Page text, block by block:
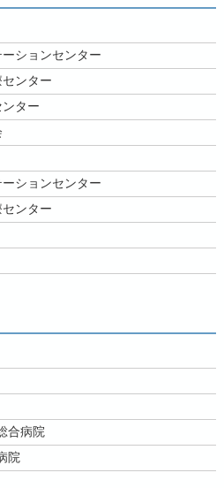
ションセンター
ンター
ター
ションセンター
ンター
合病院
院